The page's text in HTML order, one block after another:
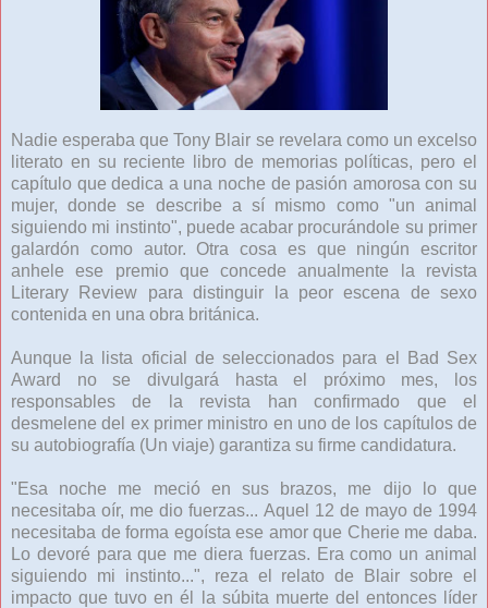
Nadie esperaba que Tony Blair se revelara como un excelso
literato en su reciente libro de memorias políticas, pero el
capítulo que dedica a una noche de pasión amorosa con su
mujer, donde se describe a sí mismo como "un animal
siguiendo mi instinto", puede acabar procurándole su primer
galardón como autor. Otra cosa es que ningún escritor
anhele ese premio que concede anualmente la revista
Literary Review para distinguir la peor escena de sexo
contenida en una obra británica.
Aunque la lista oficial de seleccionados para el Bad Sex
Award no se divulgará hasta el próximo mes, los
responsables de la revista han confirmado que el
desmelene del ex primer ministro en uno de los capítulos de
su autobiografía (Un viaje) garantiza su firme candidatura.
"Esa noche me meció en sus brazos, me dijo lo que
necesitaba oír, me dio fuerzas... Aquel 12 de mayo de 1994
necesitaba de forma egoísta ese amor que Cherie me daba.
Lo devoré para que me diera fuerzas. Era como un animal
siguiendo mi instinto...", reza el relato de Blair sobre el
impacto que tuvo en él la súbita muerte del entonces líder